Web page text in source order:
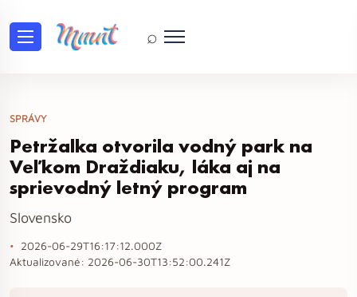
⌕
SPRÁVY
Petržalka otvorila vodný park na
Veľkom Draždiaku, láka aj na
sprievodný letný program
Slovensko
2026-06-29T16:17:12.000Z
Aktualizované: 2026-06-30T13:52:00.241Z